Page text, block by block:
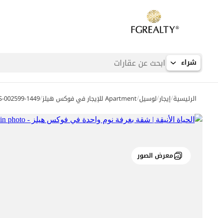
شراء
معرض الصور
الرئيسية/إيجار/لوسيل/Apartment للإيجار في فوكس هيلز /
002599-1449